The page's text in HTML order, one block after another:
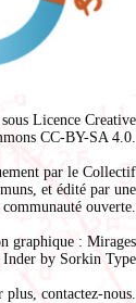
Licence Creative
CC-BY-SA 4.0
par le Collectif
, et édité par une
communauté ouverte.
graphique : Mirages
by Sorkin Type
plus, contactez-nous